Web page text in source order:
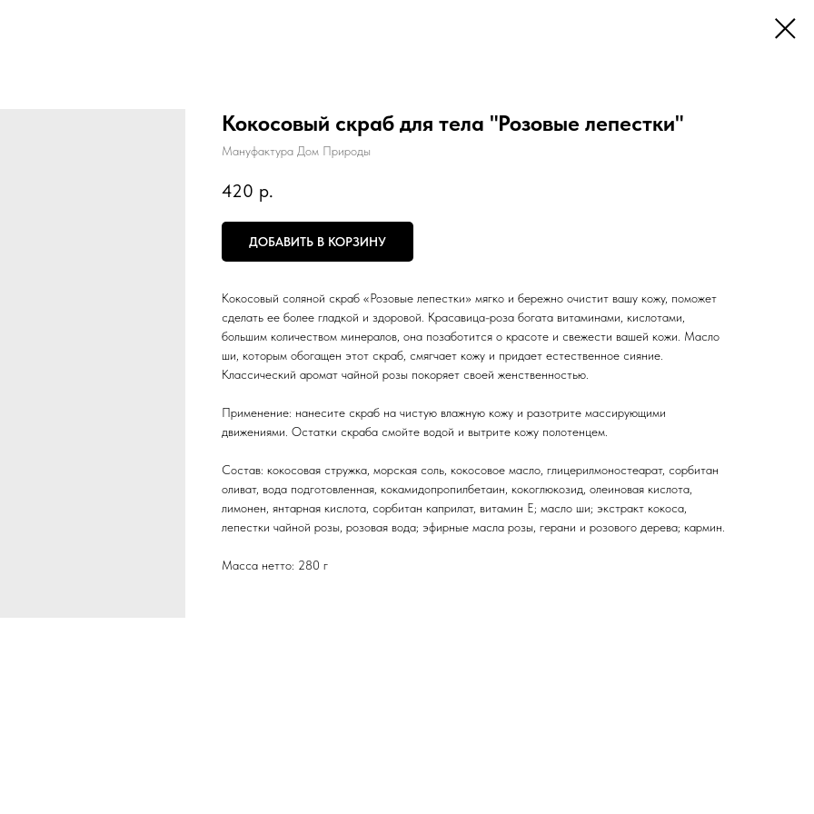
Кокосовый скраб для тела "Розовые лепестки"
Мануфактура Дом Природы
420 р.
ДОБАВИТЬ В КОРЗИНУ
Кокосовый соляной скраб «Розовые лепестки» мягко и бережно очистит вашу кожу, поможет
сделать ее более гладкой и здоровой. Красавица-роза богата витаминами, кислотами,
большим количеством минералов, она позаботится о красоте и свежести вашей кожи. Масло
ши, которым обогащен этот скраб, смягчает кожу и придает естественное сияние.
Классический аромат чайной розы покоряет своей женственностью.
Применение: нанесите скраб на чистую влажную кожу и разотрите массирующими
движениями. Остатки скраба смойте водой и вытрите кожу полотенцем.
Состав: кокосовая стружка, морская соль, кокосовое масло, глицерилмоностеарат, сорбитан
оливат, вода подготовленная, кокамидопропилбетаин, кокоглюкозид, олеиновая кислота,
лимонен, янтарная кислота, сорбитан каприлат, витамин Е; масло ши; экстракт кокоса,
лепестки чайной розы, розовая вода; эфирные масла розы, герани и розового дерева; кармин.
Масса нетто: 280 г